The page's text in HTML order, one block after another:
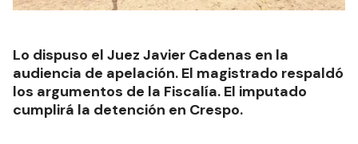
Lo dispuso el Juez Javier Cadenas en la
audiencia de apelación. El magistrado respaldó
los argumentos de la Fiscalía. El imputado
cumplirá la detención en Crespo.